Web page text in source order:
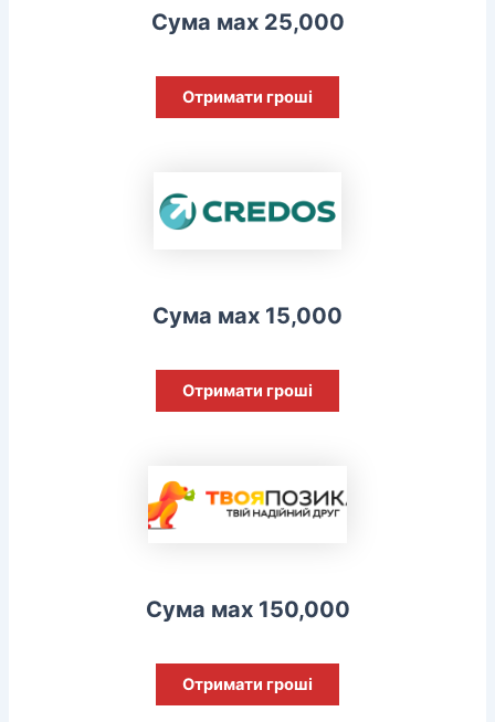
Сума мах 25,000
Отримати гроші
Сума мах 15,000
Отримати гроші
Сума мах 150,000
Отримати гроші